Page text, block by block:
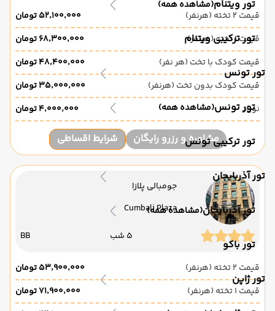
تور ویتنام(مشاهده همه)
تور ترکیبی ویتنام
تور تونس
تور تونس(مشاهده همه)
تور ترکیبی تونس
تور آذربایجان
تور آذربایجان(مشاهده همه)
تور باکو
تور ژاپن
قیمت 2 تخته (هرنفر)
۵۲٬۱۰۰٬۰۰۰ تومان
قیمت 1 تخته (هرنفر)
۶۸٬۳۰۰٬۰۰۰ تومان
قیمت کودک با تخت (هر نفر)
۴۸٬۴۰۰٬۰۰۰ تومان
قیمت کودک بدون تخت (هرنفر)
۳۵٬۰۰۰٬۰۰۰ تومان
نوزاد
۴٬۰۰۰٬۰۰۰ تومان
مشاوره و رزرو رایگان شرایط اقساطی
جومبالی پلازا
Cumbali Plaza
5 شب BB
قیمت 2 تخته (هرنفر)
۵۳٬۹۰۰٬۰۰۰ تومان
قیمت 1 تخته (هرنفر)
۷۱٬۹۰۰٬۰۰۰ تومان